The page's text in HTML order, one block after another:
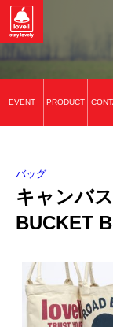
バッグ
キャンバ
BUCKET
EVENT PRODUCT